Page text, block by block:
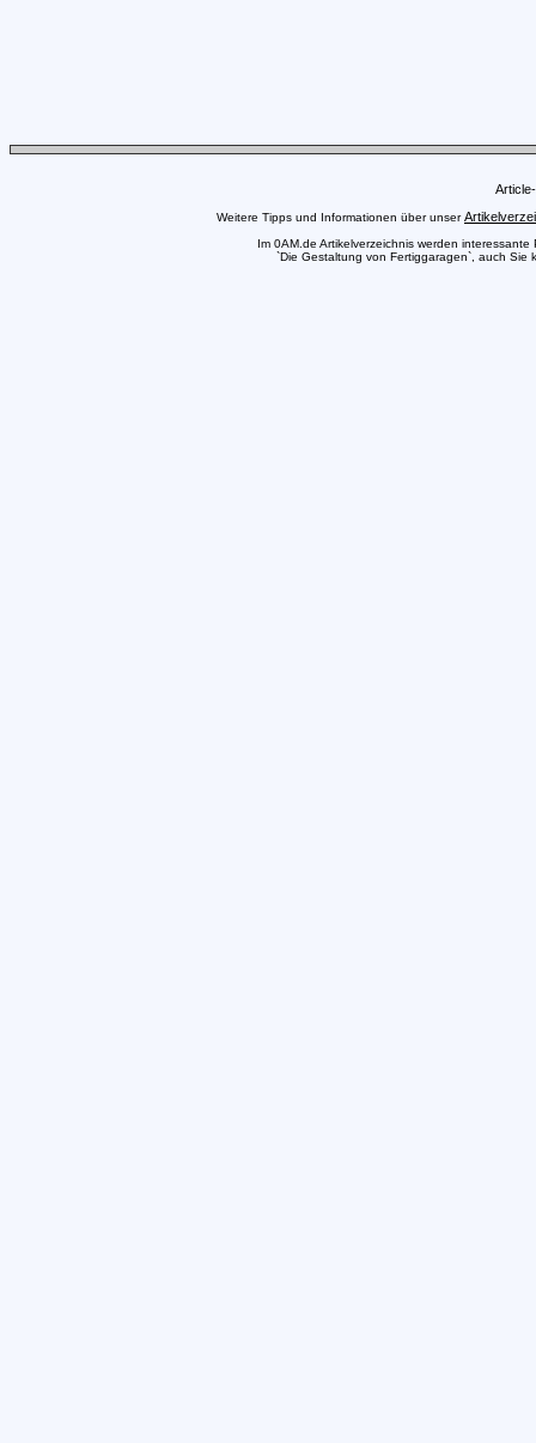
Weitere Tipps und Informationen über unser
Im 0AM.de Artikelverzeichnis werden
`Die Gestaltung von Fertiggaragen`, auch Sie